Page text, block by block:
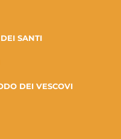
SANTI
DEI VESCOVI